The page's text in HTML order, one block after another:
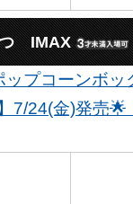
つ IMAX
プコーンボ
7/24(金)発売